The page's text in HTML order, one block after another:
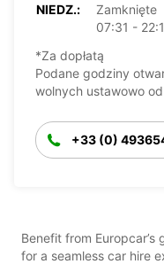
NIEDZ.:
Zamknięte
07:31 -
*Za dopłatą
Podane godziny
wolnych ustawowo
+33 (0)
Benefit from
for a seamless car hire